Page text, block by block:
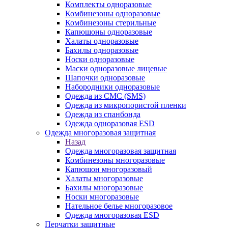
Комплекты одноразовые
Комбинезоны одноразовые
Комбинезоны стерильные
Капюшоны одноразовые
Халаты одноразовые
Бахилы одноразовые
Носки одноразовые
Маски одноразовые лицевые
Шапочки одноразовые
Набородники одноразовые
Одежда из СМС (SMS)
Одежда из микропористой пленки
Одежда из спанбонда
Одежда одноразовая ESD
Одежда многоразовая защитная
Назад
Одежда многоразовая защитная
Комбинезоны многоразовые
Капюшон многоразовый
Халаты многоразовые
Бахилы многоразовые
Носки многоразовые
Нательное белье многоразовое
Одежда многоразовая ESD
Перчатки защитные